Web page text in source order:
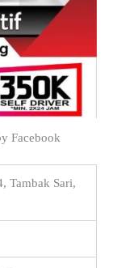
Facebook
Tambak Sari,